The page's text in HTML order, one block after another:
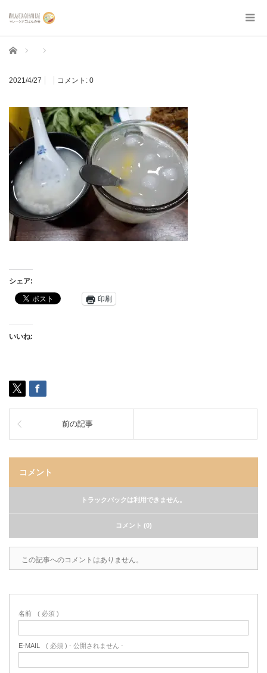
ホーム
2021/4/27 コメント: 0
シェア:
印刷
いいね:
前の記事
コメント
トラックバックは利用できません。
コメント (0)
この記事へのコメントはありません。
名前 ( 必須 )
E-MAIL ( 必須 ) - 公開されません -